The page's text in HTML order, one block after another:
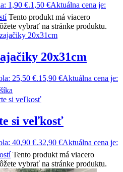
1,90 €.1,50 €Aktuálna cena je:
Tento produkt má viacero
vybrať na stránke produktu.
20x31cm
25,50 €.15,90 €Aktuálna cena je:
si veľkosť
40,90 €.32,90 €Aktuálna cena je:
Tento produkt má viacero
vybrať na stránke produktu.